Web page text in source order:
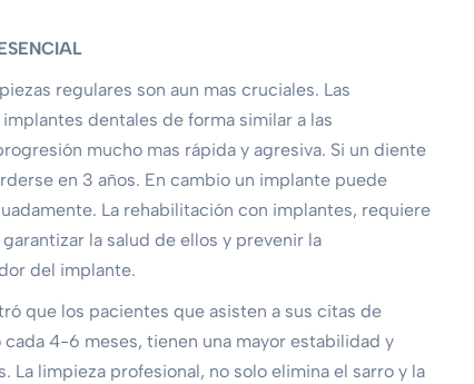
regulares son aun mas cruciales. Las
dentales de forma similar a las
mucho mas rápida y agresiva. Si un diente
en 3 años. En cambio un implante puede
La rehabilitación con implantes, requiere
la salud de ellos y prevenir la
del implante.
que los pacientes que asisten a sus citas de
4-6 meses, tienen una mayor estabilidad y
limpieza profesional, no solo elimina el sarro y la